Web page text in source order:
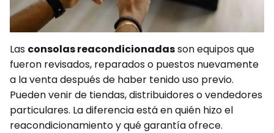
Las consolas reacondicionadasson equipos que
fueron revisados, reparados o puestos nuevamente
a la venta después de haber tenido uso previo.
Pueden venir de tiendas, distribuidores o vendedores
particulares. La diferencia está en quién hizo el
reacondicionamiento y qué garantía ofrece.